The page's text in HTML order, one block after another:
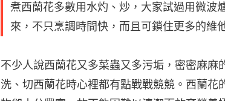
煮西蘭花多數用水灼、炒，大家試過用微波
來，不只烹調時間快，而且可鎖住更多的維
不少人說西蘭花又多菜蟲又多污垢，密密麻麻
洗、切西蘭花時心裡都有點戰戰競競。西蘭花